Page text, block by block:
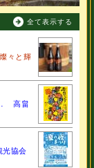
全て表示する
燦々と輝
高畠
光協会